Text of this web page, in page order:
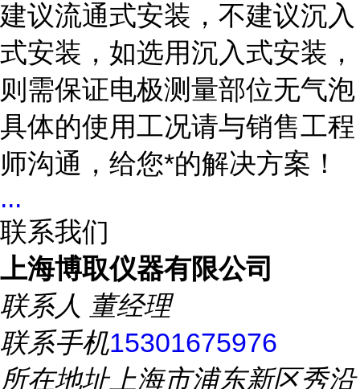
建议流通式安装，不建议沉入
式安装，如选用沉入式安装，
则需保证电极测量部位无气泡
具体的使用工况请与销售工程
师沟通，给您*的解决方案！
...
联系我们
上海博取仪器有限公司
联系人 董经理
联系手机15301675976
所在地址上海市浦东新区秀沿